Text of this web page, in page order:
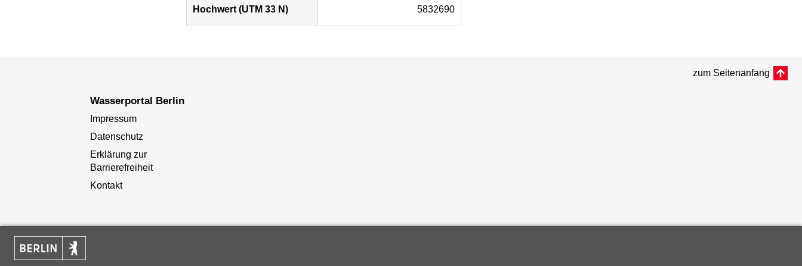
Hochwert (UTM 33 N) 5832690
zum Seitenanfang
Wasserportal Berlin
Impressum
Datenschutz
Erklärung zur
Barrierefreiheit
Kontakt